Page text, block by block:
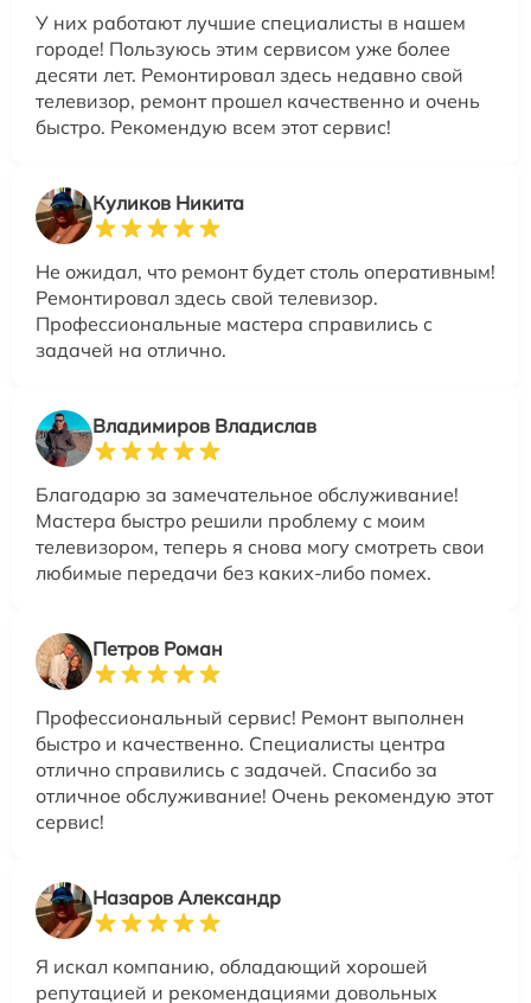
У них работают лучшие специалисты в нашем
городе! Пользуюсь этим сервисом уже более
десяти лет. Ремонтировал здесь недавно свой
телевизор, ремонт прошел качественно и очень
быстро. Рекомендую всем этот сервис!
Куликов Никита
Не ожидал, что ремонт будет столь оперативным!
Ремонтировал здесь свой телевизор.
Профессиональные мастера справились с
задачей на отлично.
Владимиров Владислав
Благодарю за замечательное обслуживание!
Мастера быстро решили проблему с моим
телевизором, теперь я снова могу смотреть свои
любимые передачи без каких-либо помех.
Петров Роман
Профессиональный сервис! Ремонт выполнен
быстро и качественно. Специалисты центра
отлично справились с задачей. Спасибо за
отличное обслуживание! Очень рекомендую этот
сервис!
Назаров Александр
Я искал компанию, обладающий хорошей
репутацией и рекомендациями довольных